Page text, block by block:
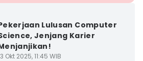
Lulusan Computer
Jenjang Karier
Okt 2025, 11:45 WIB